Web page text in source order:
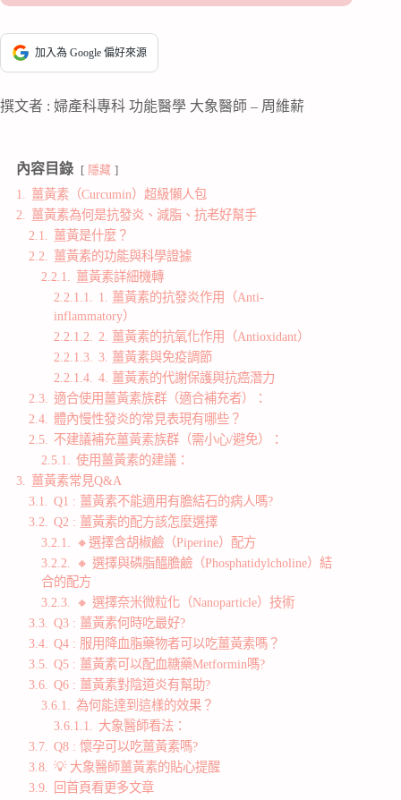
加入為 Google 偏好來源
撰文者 : 婦產科專科 功能醫學 大象醫師 – 周維薪
內容目錄 隱藏
1. 薑黃素（Curcumin）超級懶人包
2. 薑黃素為何是抗發炎、減脂、抗老好幫手
2.1. 薑黃是什麼？
2.2. 薑黃素的功能與科學證據
2.2.1. 薑黃素詳細機轉
2.2.1.1. 1. 薑黃素的抗發炎作用（Anti-
inflammatory）
2.2.1.2. 2. 薑黃素的抗氧化作用（Antioxidant）
2.2.1.3. 3. 薑黃素與免疫調節
2.2.1.4. 4. 薑黃素的代謝保護與抗癌潛力
2.3. 適合使用薑黃素族群（適合補充者）：
2.4. 體內慢性發炎的常見表現有哪些？
2.5. 不建議補充薑黃素族群（需小心/避免）：
2.5.1. 使用薑黃素的建議：
3. 薑黃素常見Q&A
3.1. Q1 : 薑黃素不能適用有膽結石的病人嗎?
3.2. Q2 : 薑黃素的配方該怎麼選擇
3.2.1.
🔸選擇含胡椒鹼（Piperine）配方
3.2.2.
🔸 選擇與磷脂醯膽鹼（Phosphatidylcholine）結
合的配方
3.2.3.
🔸 選擇奈米微粒化（Nanoparticle）技術
3.3. Q3 : 薑黃素何時吃最好?
3.4. Q4 : 服用降血脂藥物者可以吃薑黃素嗎？
3.5. Q5 : 薑黃素可以配血糖藥Metformin嗎?
3.6. Q6 : 薑黃素對陰道炎有幫助?
3.6.1. 為何能達到這樣的效果？
3.6.1.1. 大象醫師看法：
3.7. Q8 : 懷孕可以吃薑黃素嗎?
3.8. 💡 大象醫師薑黃素的貼心提醒
3.9.
回首頁看更多文章